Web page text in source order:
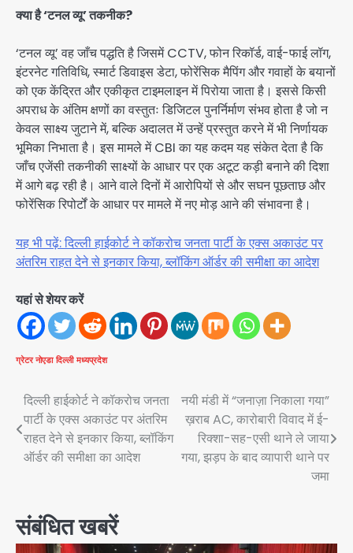
क्या है ‘टनल व्यू’ तकनीक?
‘टनल व्यू’ वह जाँच पद्धति है जिसमें CCTV, फोन रिकॉर्ड, वाई-फाई लॉग,
इंटरनेट गतिविधि, स्मार्ट डिवाइस डेटा, फोरेंसिक मैपिंग और गवाहों के बयानों
को एक केंद्रित और एकीकृत टाइमलाइन में पिरोया जाता है। इससे किसी
अपराध के अंतिम क्षणों का वस्तुतः डिजिटल पुनर्निर्माण संभव होता है जो न
केवल साक्ष्य जुटाने में, बल्कि अदालत में उन्हें प्रस्तुत करने में भी निर्णायक
भूमिका निभाता है। इस मामले में CBI का यह कदम यह संकेत देता है कि
जाँच एजेंसी तकनीकी साक्ष्यों के आधार पर एक अटूट कड़ी बनाने की दिशा
में आगे बढ़ रही है। आने वाले दिनों में आरोपियों से और सघन पूछताछ और
फोरेंसिक रिपोर्टों के आधार पर मामले में नए मोड़ आने की संभावना है।
यह भी पढ़ें: दिल्ली हाईकोर्ट ने कॉकरोच जनता पार्टी के एक्स अकाउंट पर
अंतरिम राहत देने से इनकार किया, ब्लॉकिंग ऑर्डर की समीक्षा का आदेश
यहां से शेयर करें
ग्रेटर नोएडा दिल्ली मध्यप्रदेश
Post
navigation
दिल्ली हाईकोर्ट ने कॉकरोच जनता
पार्टी के एक्स अकाउंट पर अंतरिम
राहत देने से इनकार किया, ब्लॉकिंग
ऑर्डर की समीक्षा का आदेश
नयी मंडी में “जनाज़ा निकाला गया”
ख़राब AC, कारोबारी विवाद में ई-
रिक्शा-सह-एसी थाने ले जाया
गया, झड़प के बाद व्यापारी थाने पर
जमा
संबंधित खबरें